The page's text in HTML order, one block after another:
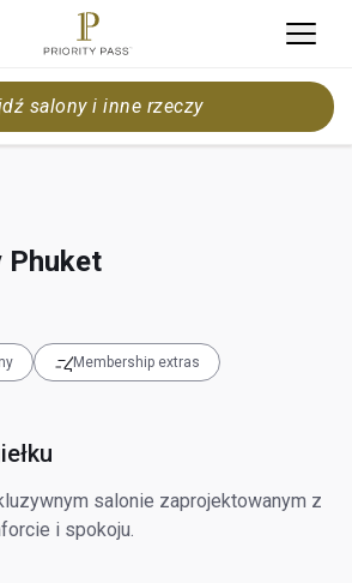
salony i inne rzeczy
Phuket
Membership extras
salonie zaprojektowanym z
i spokoju.